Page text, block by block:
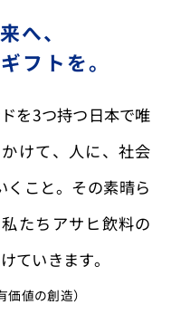
へ、
フトを。
を3つ持つ日本で唯
けて、人に、社会
こと。その素晴ら
たちアサヒ飲料の
ていきます。
値の創造）